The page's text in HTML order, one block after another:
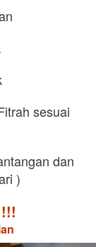
sesuai
dan
)